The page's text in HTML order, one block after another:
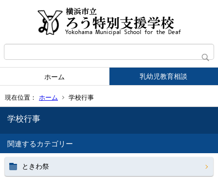
ホーム 乳幼児教育相談
現在位置： ホーム 学校行事
学校行事
関連するカテゴリー
ときわ祭